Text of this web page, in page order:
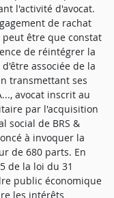
l'activité d'avocat.
de rachat
être que constat
de réintégrer la
associée de la
transmettant ses
avocat inscrit au
par l'acquisition
social de BRS &
à invoquer la
de 680 parts. En
de la loi du 31
public économique
les intérêts